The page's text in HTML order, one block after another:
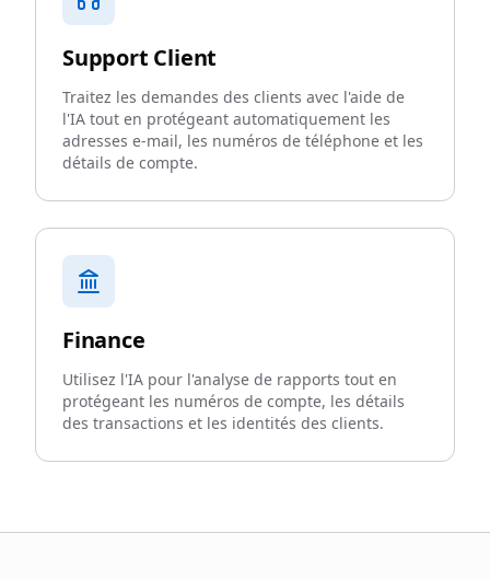
Support Client
Traitez les demandes des clients avec l'aide de
l'IA tout en protégeant automatiquement les
adresses e-mail, les numéros de téléphone et les
détails de compte.
Finance
Utilisez l'IA pour l'analyse de rapports tout en
protégeant les numéros de compte, les détails
des transactions et les identités des clients.